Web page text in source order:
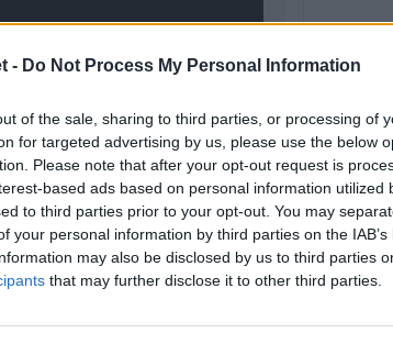
- Do Not Process My Personal Information
of the sale, sharing to third parties, or processing of
for targeted advertising by us, please use the below
Please note that after your opt-out request is
based ads based on personal information utilized
to third parties prior to your opt-out. You may
your personal information by third parties on the
may also be disclosed by us to third parties
that may further disclose it to other third parties.
Κύπελλο